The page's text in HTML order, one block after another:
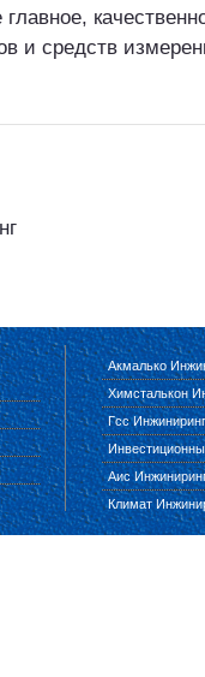
и средств
Акмалько
Химсталькон
Гсс Инжиниринг
Аис
Климат